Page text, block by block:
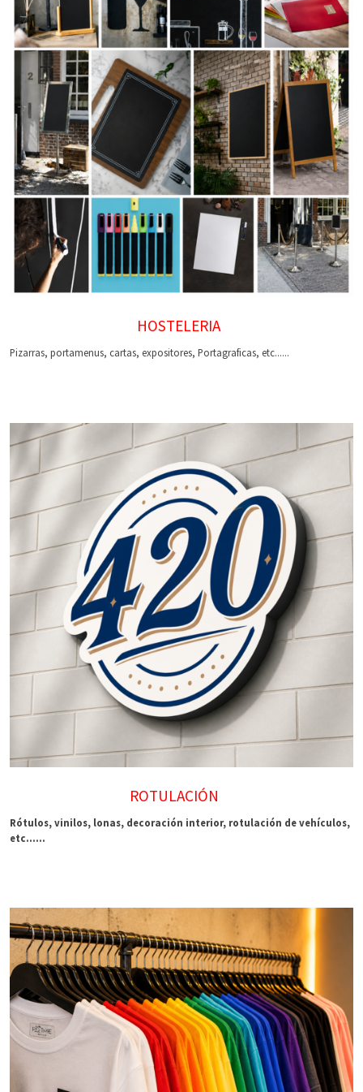
HOSTELERIA
Pizarras, portamenus, cartas, expositores, Portagraficas, etc......
ROTULACIÓN
Rótulos, vinilos, lonas, decoración interior, rotulación de vehículos,
etc......